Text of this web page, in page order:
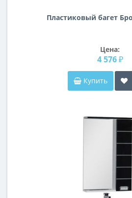
Пластиковый багет
Цена:
4 576 ₽
Купить